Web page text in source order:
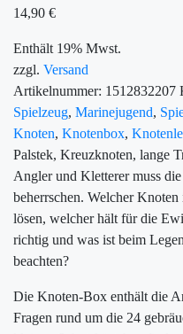
14,90 €
Enthält 19% Mwst.
zzgl. Versand
Artikelnummer: 1512832207
Spielzeug, Marinejugend,
Knoten, Knotenbox,
Palstek, Kreuzknoten, lange
Angler und Kletterer muss
beherrschen. Welcher
lösen, welcher hält für die
richtig und was ist beim
beachten?
Die Knoten-Box enthält die
Fragen rund um die 24